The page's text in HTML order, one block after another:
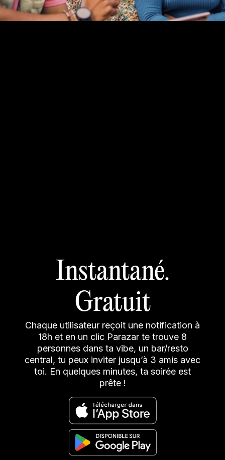
Instantané.
Gratuit
Chaque utilisateur reçoit une notification à
18h et en un clic Parazar te trouve 8
personnes dans ta vibe, un bar/resto
central, tu peux inviter jusqu’à 3 amis avec
toi. En quelques minutes, ta soirée est
prête !